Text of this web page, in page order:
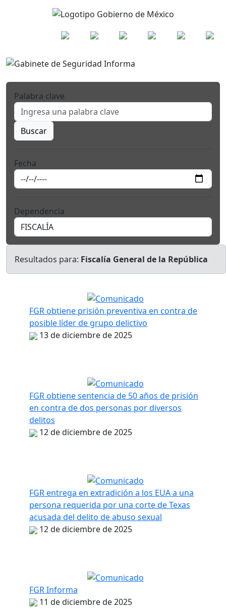
Palabra clave
Buscar
Fecha
Dependencia
Resultados para: Fiscalía General de la República
FGR obtiene prisión preventiva en contra de
posible líder de grupo delictivo
13 de diciembre de 2025
FGR obtiene sentencia de 50 años de prisión
en contra de dos personas por diversos
delitos
12 de diciembre de 2025
FGR entrega en extradición a los EUA a una
persona requerida por una corte de Texas
acusada del delito de abuso sexual
12 de diciembre de 2025
FGR Informa
11 de diciembre de 2025